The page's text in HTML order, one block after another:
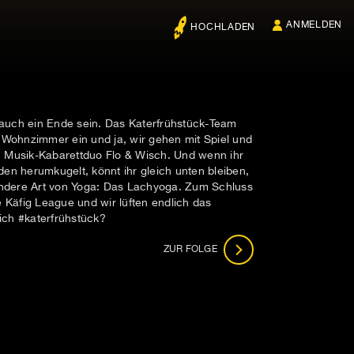
HOCHLADEN ANMELDEN
ein Ende sein. Das Katerfrühstück-Team
ein und ja, wir gehen mit Spiel und
Kabarettduo Flo & Wisch. Und wenn ihr
herumkugelt, könnt ihr gleich unten bleiben,
Art von Yoga: Das Lachyoga. Zum Schluss
League und wir lüften endlich das
#katerfrühstück?
ZUR FOLGE